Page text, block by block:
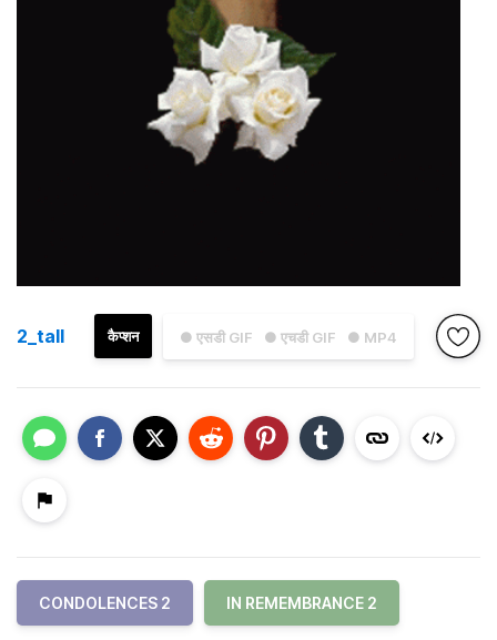
● एसडी GIF ● एचडी GIF ● MP4
कैप्शन
2_tall
CONDOLENCES 2 IN REMEMBRANCE 2